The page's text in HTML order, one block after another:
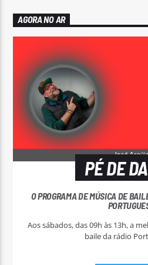
AGORA NO AR
PÉ DE
O PROGRAMA DE MÚSICA DE
Aos sábados, das 09h às 13h, a